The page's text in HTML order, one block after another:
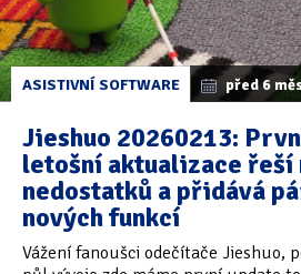
Služby(115)
Software(503)
Asistivní software(428)
Běžný software(284)
Tipy & triky(17)
ASISTIVNÍ SOFTWARE před 6
Jieshuo 20260213:
letošní aktualizace řeší
nedostatků a přidává
nových funkcí
Vážení fanoušci odečítače Jieshuo,